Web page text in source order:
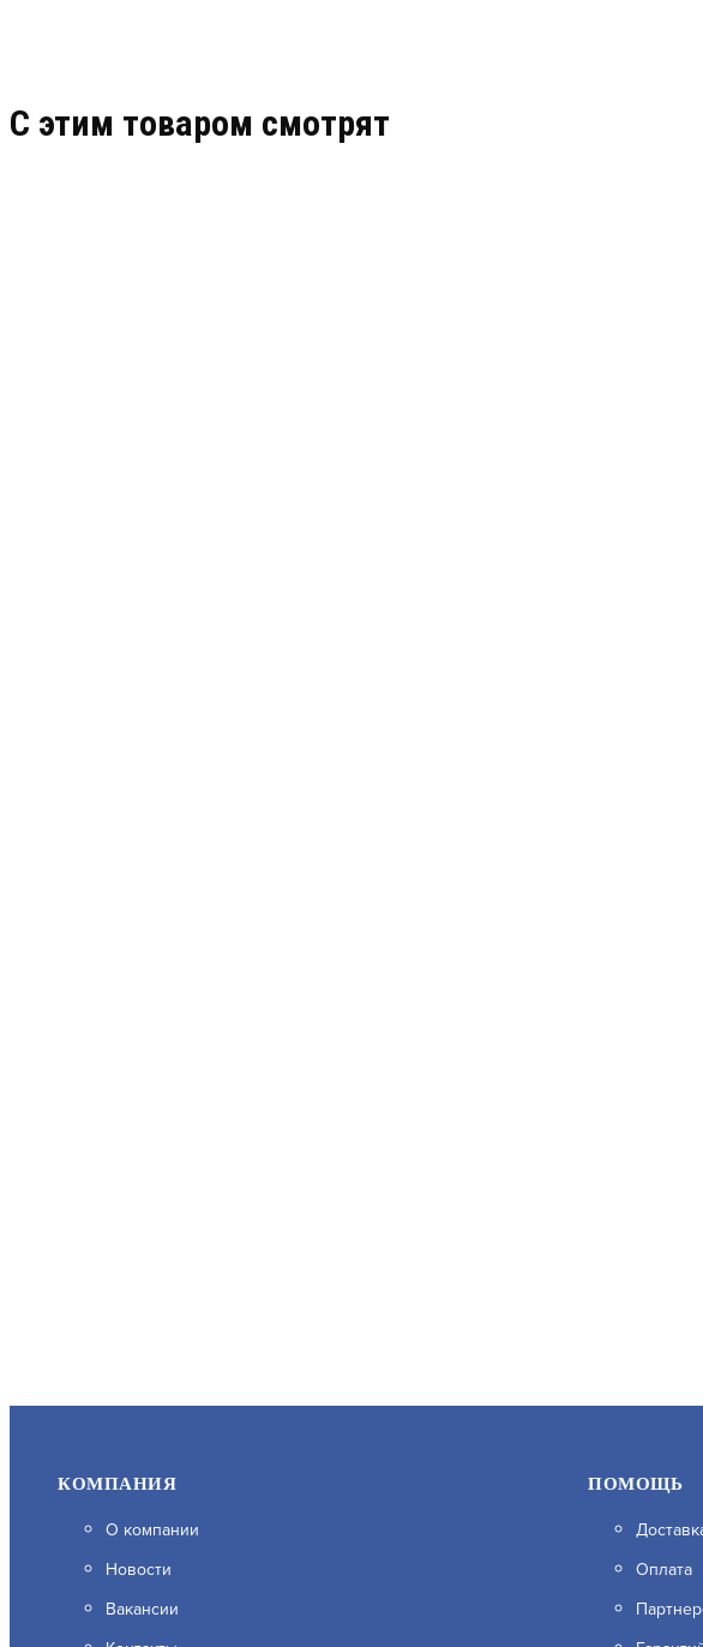
C этим товаром смотрят
DS-
КОМПАНИЯ
О компании
Новости
Вакансии
ПОМОЩЬ
Оплата